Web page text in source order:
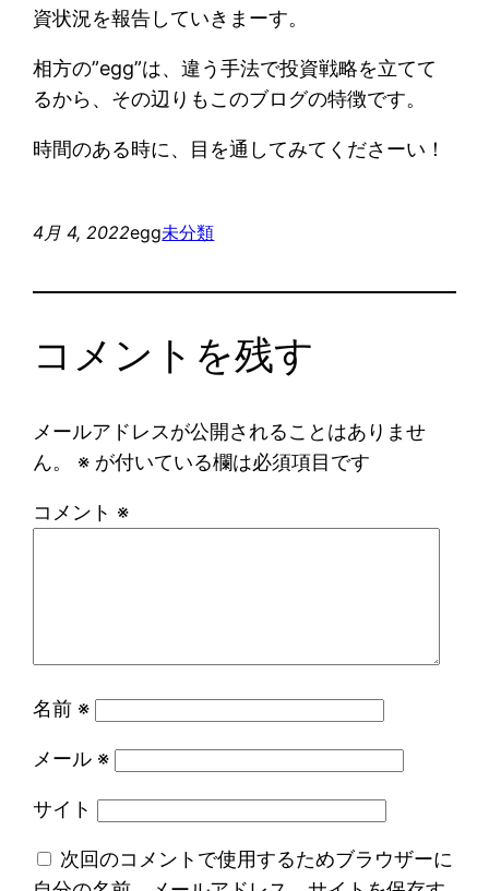
資状況を報告していきまーす。
相方の”egg”は、違う手法で投資戦略を立てて
るから、その辺りもこのブログの特徴です。
時間のある時に、目を通してみてくださーい！
4月 4, 2022egg未分類
コメントを残す
メールアドレスが公開されることはありませ
ん。
※ が付いている欄は必須項目です
コメント ※
名前 ※
メール ※
サイト
次回のコメントで使用するためブラウザーに